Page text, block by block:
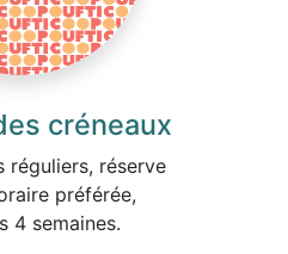
créneaux
réguliers, réserve
préférée,
4 semaines.